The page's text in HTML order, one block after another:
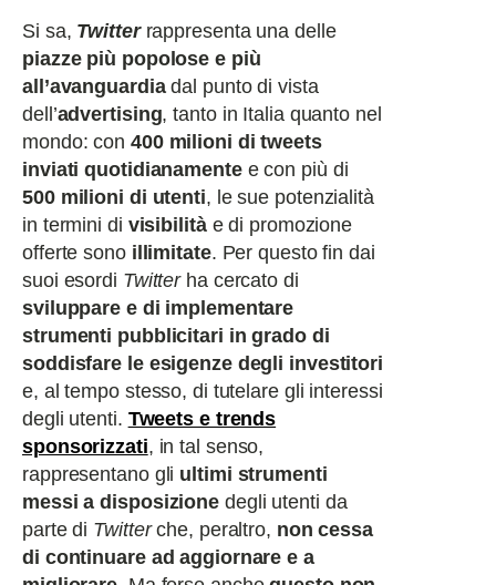
Si sa, Twitterrappresenta una delle
piazze più popolose e più
all’avanguardiadal punto di vista
dell’advertising, tanto in Italia quanto nel
mondo: con 400 milioni di tweets
inviati quotidianamentee con più di
500 milioni di utenti, le sue potenzialità
in termini di visibilitàe di promozione
offerte sono illimitate. Per questo fin dai
suoi esordi Twitterha cercato di
sviluppare e di implementare
strumenti pubblicitari in grado di
soddisfare le esigenze degli investitori
e, al tempo stesso, di tutelare gli interessi
degli utenti. Tweets e trends
sponsorizzati, in tal senso,
rappresentano gli ultimi strumenti
messi a disposizione degli utenti da
parte di Twitterche, peraltro, non cessa
di continuare ad aggiornare e a